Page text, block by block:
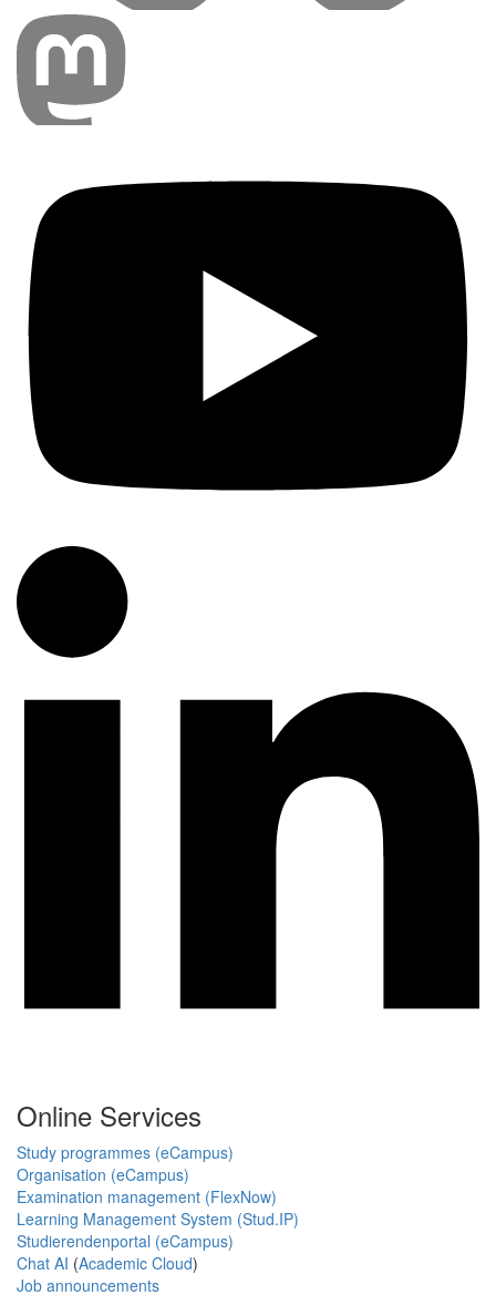
Online Services
Study programmes (eCampus)
Organisation (eCampus)
Examination management (FlexNow)
Learning Management System (Stud.IP)
Studierendenportal (eCampus)
Chat AI (Academic Cloud)
Job announcements